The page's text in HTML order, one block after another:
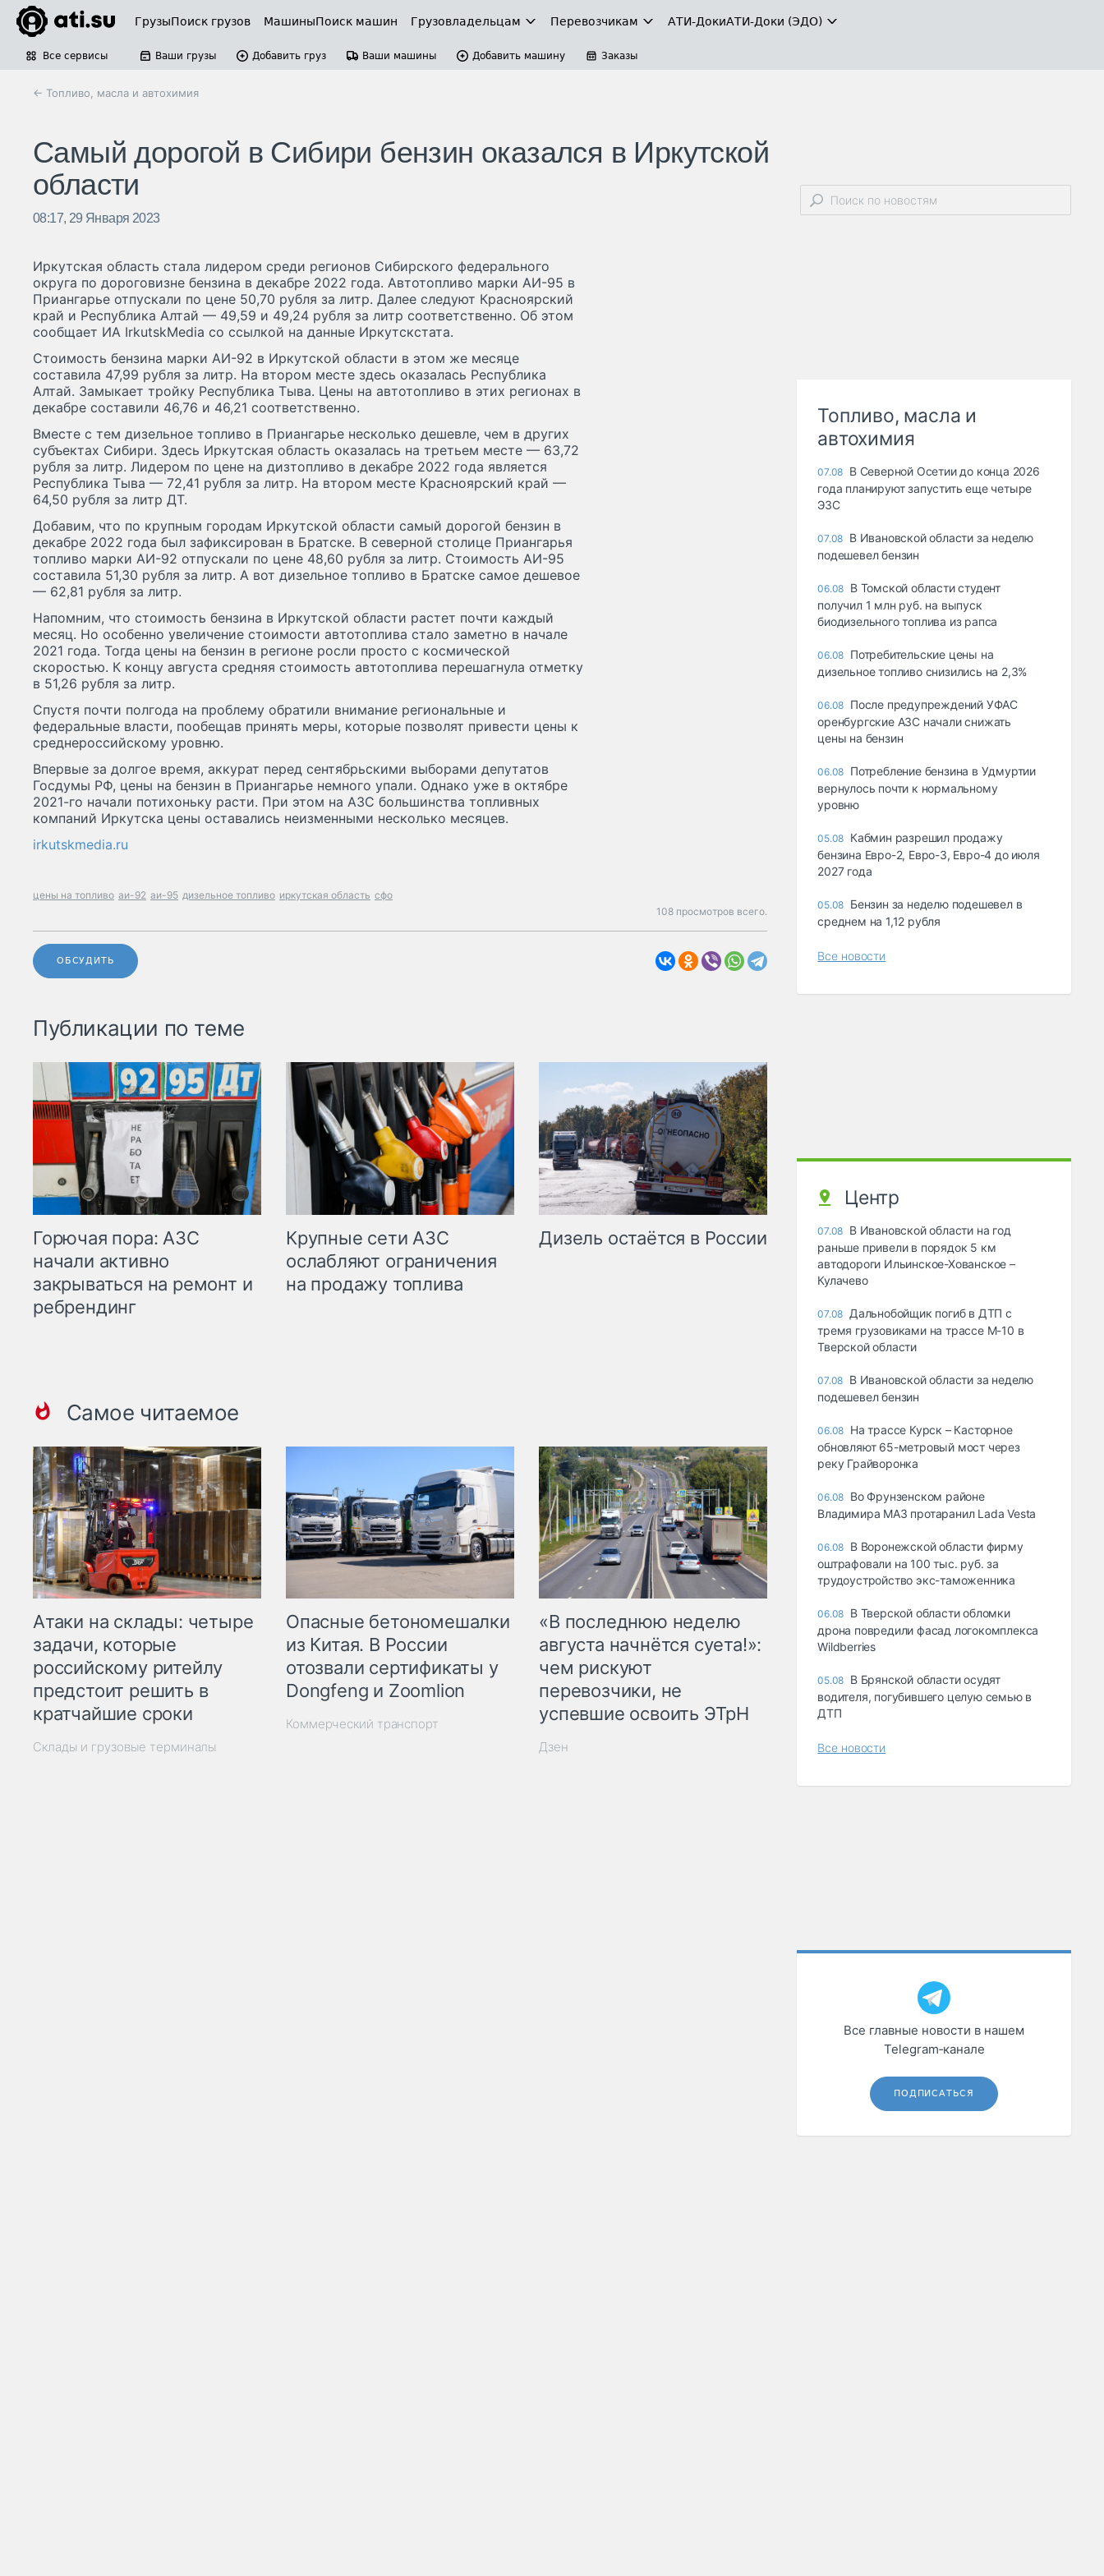
ГрузыПоиск грузов МашиныПоиск машин Грузовладельцам Перевозчикам АТИ-ДокиАТИ-Доки (ЭДО)
Все сервисы Ваши грузы Добавить груз Ваши машины Добавить машину Заказы
← Топливо, масла и автохимия
Самый дорогой в Сибири бензин оказался в Иркутской
области
08:17, 29 Января 2023
Иркутская область стала лидером среди регионов Сибирского федерального
округа по дороговизне бензина в декабре 2022 года. Автотопливо марки АИ-95 в
Приангарье отпускали по цене 50,70 рубля за литр. Далее следуют Красноярский
край и Республика Алтай — 49,59 и 49,24 рубля за литр соответственно. Об этом
сообщает ИА IrkutskMedia со ссылкой на данные Иркутскстата.
Стоимость бензина марки АИ-92 в Иркутской области в этом же месяце
составила 47,99 рубля за литр. На втором месте здесь оказалась Республика
Алтай. Замыкает тройку Республика Тыва. Цены на автотопливо в этих регионах в
декабре составили 46,76 и 46,21 соответственно.
Вместе с тем дизельное топливо в Приангарье несколько дешевле, чем в других
субъектах Сибири. Здесь Иркутская область оказалась на третьем месте — 63,72
рубля за литр. Лидером по цене на дизтопливо в декабре 2022 года является
Республика Тыва — 72,41 рубля за литр. На втором месте Красноярский край —
64,50 рубля за литр ДТ.
Добавим, что по крупным городам Иркутской области самый дорогой бензин в
декабре 2022 года был зафиксирован в Братске. В северной столице Приангарья
топливо марки АИ-92 отпускали по цене 48,60 рубля за литр. Стоимость АИ-95
составила 51,30 рубля за литр. А вот дизельное топливо в Братске самое дешевое
— 62,81 рубля за литр.
Напомним, что стоимость бензина в Иркутской области растет почти каждый
месяц. Но особенно увеличение стоимости автотоплива стало заметно в начале
2021 года. Тогда цены на бензин в регионе росли просто с космической
скоростью. К концу августа средняя стоимость автотоплива перешагнула отметку
в 51,26 рубля за литр.
Спустя почти полгода на проблему обратили внимание региональные и
федеральные власти, пообещав принять меры, которые позволят привести цены к
среднероссийскому уровню.
Впервые за долгое время, аккурат перед сентябрьскими выборами депутатов
Госдумы РФ, цены на бензин в Приангарье немного упали. Однако уже в октябре
2021-го начали потихоньку расти. При этом на АЗС большинства топливных
компаний Иркутска цены оставались неизменными несколько месяцев.
irkutskmedia.ru
цены на топливо аи-92 аи-95 дизельное топливо иркутская область сфо
108 просмотров всего.
ОБСУДИТЬ
Публикации по теме
Горючая пора: АЗС
начали активно
закрываться на ремонт и
ребрендинг
Крупные сети АЗС
ослабляют ограничения
на продажу топлива
Дизель остаётся в России
Самое читаемое
Атаки на склады: четыре
задачи, которые
российскому ритейлу
предстоит решить в
кратчайшие сроки
Склады и грузовые терминалы
Опасные бетономешалки
из Китая. В России
отозвали сертификаты у
Dongfeng и Zoomlion
Коммерческий транспорт
«В последнюю неделю
августа начнётся суета!»:
чем рискуют
перевозчики, не
успевшие освоить ЭТрН
Дзен
Топливо, масла и
автохимия
07.08 В Северной Осетии до конца 2026
года планируют запустить еще четыре
ЭЗС
07.08 В Ивановской области за неделю
подешевел бензин
06.08 В Томской области студент
получил 1 млн руб. на выпуск
биодизельного топлива из рапса
06.08 Потребительские цены на
дизельное топливо снизились на 2,3%
06.08 После предупреждений УФАС
оренбургские АЗС начали снижать
цены на бензин
06.08 Потребление бензина в Удмуртии
вернулось почти к нормальному
уровню
05.08 Кабмин разрешил продажу
бензина Евро-2, Евро-3, Евро-4 до июля
2027 года
05.08 Бензин за неделю подешевел в
среднем на 1,12 рубля
Все новости
Центр
07.08 В Ивановской области на год
раньше привели в порядок 5 км
автодороги Ильинское-Хованское –
Кулачево
07.08 Дальнобойщик погиб в ДТП с
тремя грузовиками на трассе М-10 в
Тверской области
07.08 В Ивановской области за неделю
подешевел бензин
06.08 На трассе Курск – Касторное
обновляют 65-метровый мост через
реку Грайворонка
06.08 Во Фрунзенском районе
Владимира МАЗ протаранил Lada Vesta
06.08 В Воронежской области фирму
оштрафовали на 100 тыс. руб. за
трудоустройство экс-таможенника
06.08 В Тверской области обломки
дрона повредили фасад логокомплекса
Wildberries
05.08 В Брянской области осудят
водителя, погубившего целую семью в
ДТП
Все новости
Все главные новости в нашем
Telegram‑канале
ПОДПИСАТЬСЯ